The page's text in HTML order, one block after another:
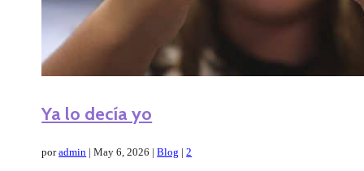
Ya lo decía yo
poradmin |May 6, 2026 |Blog |2